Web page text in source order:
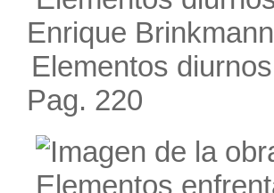
Enrique Brinkmann
Elementos diurnos
Pag. 220